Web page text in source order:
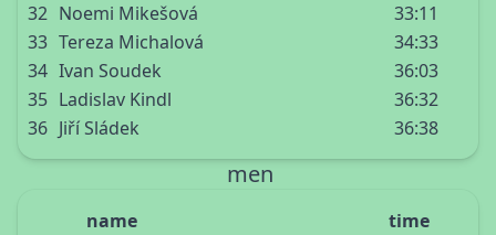
32 Noemi Mikešová
33:11
33 Tereza Michalová
34:33
34 Ivan Soudek
36:03
35 Ladislav Kindl
36:32
36 Jiří Sládek 36:38
men
name time